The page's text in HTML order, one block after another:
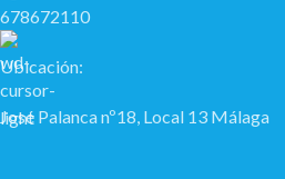
678672110
Ubicación:
José Palanca nº18, Local 13 Málaga